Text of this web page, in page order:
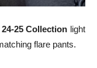
25 Collection light
flare pants.